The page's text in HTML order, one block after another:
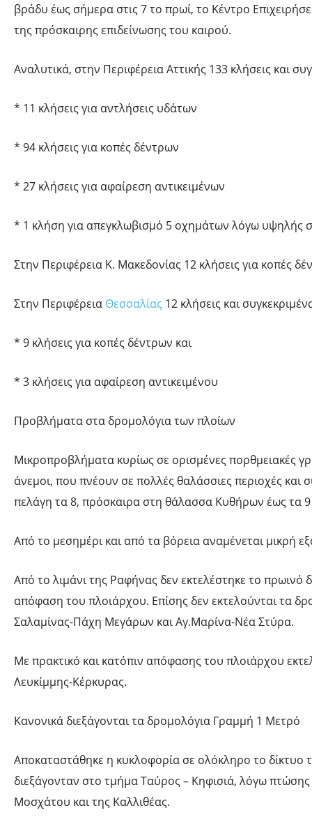
βράδυ έως σήμερα στις 7 το πρωί, το Κέντρο
της πρόσκαιρης επιδείνωσης του καιρού.
Αναλυτικά, στην Περιφέρεια Αττικής 133 κλήσεις και
* 11 κλήσεις για αντλήσεις υδάτων
* 94 κλήσεις για κοπές δέντρων
* 27 κλήσεις για αφαίρεση αντικειμένων
* 1 κλήση για απεγκλωβισμό 5 οχημάτων λόγω υψηλής
Στην Περιφέρεια Κ. Μακεδονίας 12 κλήσεις για κοπές
Στην Περιφέρεια Θεσσαλίας 12 κλήσεις και
* 9 κλήσεις για κοπές δέντρων και
* 3 κλήσεις για αφαίρεση αντικειμένου
Προβλήματα στα δρομολόγια των πλοίων
Μικροπροβλήματα κυρίως σε ορισμένες πορθμειακές
άνεμοι, που πνέουν σε πολλές θαλάσσιες περιοχές
πελάγη τα 8, πρόσκαιρα στη θάλασσα Κυθήρων έως τα
Από το μεσημέρι και από τα βόρεια αναμένεται μικρή
Από το λιμάνι της Ραφήνας δεν εκτελέστηκε το
απόφαση του πλοιάρχου. Επίσης δεν εκτελούνται τα
Σαλαμίνας-Πάχη Μεγάρων και Αγ.Μαρίνα-Νέα Στύρα.
Με πρακτικό και κατόπιν απόφασης του πλοιάρχου
Λευκίμμης-Κέρκυρας.
Κανονικά διεξάγονται τα δρομολόγια Γραμμή 1 Μετρό
Αποκαταστάθηκε η κυκλοφορία σε ολόκληρο το
διεξάγονταν στο τμήμα Ταύρος – Κηφισιά, λόγω
Μοσχάτου και της Καλλιθέας.